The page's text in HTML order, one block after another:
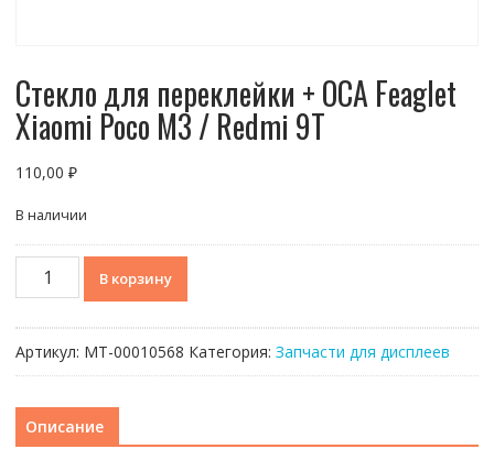
Стекло для переклейки + OCA Feaglet
Xiaomi Poco M3 / Redmi 9T
110,00 ₽
В наличии
Количество
товара
переклейки
OCA
Feaglet
В корзину
Артикул: МТ-00010568 Категория: Запчасти для дисплеев
Описание